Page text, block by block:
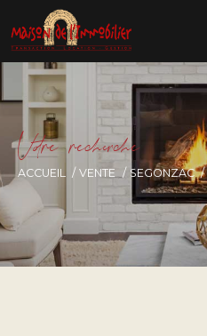
Vore recece
ACCUEIL VENTE SEGONZAC